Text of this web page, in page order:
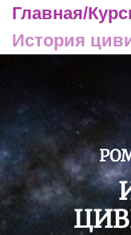
Главная/
История